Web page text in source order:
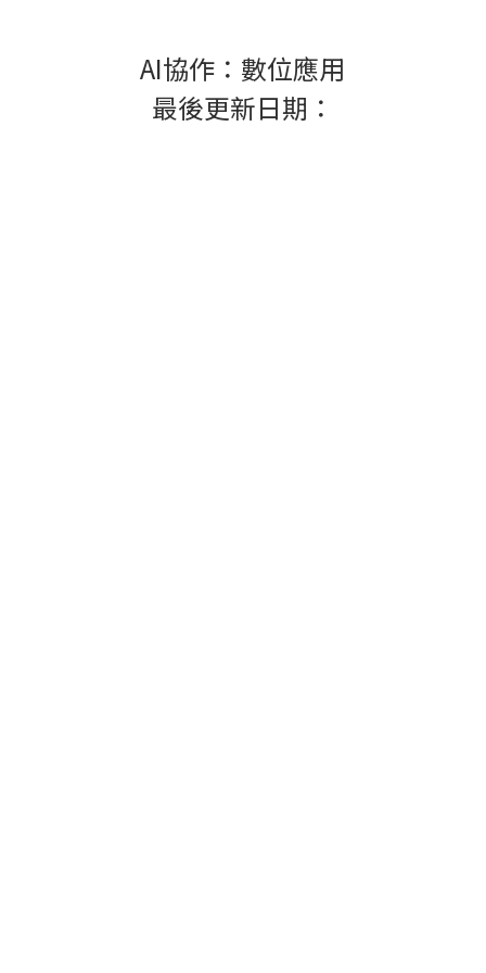
AI協作：數位應用
最後更新日期：